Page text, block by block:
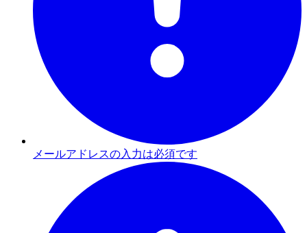
メールアドレスの入力は必須です